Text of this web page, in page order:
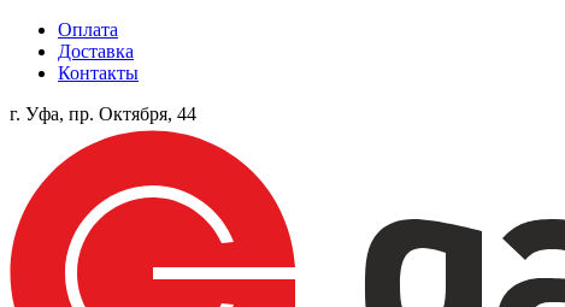
Оплата
Доставка
Контакты
г. Уфа, пр. Октября, 44